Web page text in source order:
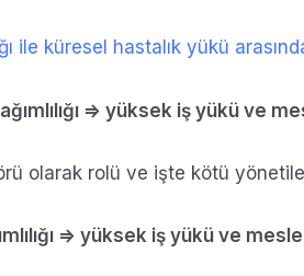
ile küresel hastalık yükü
=> yüksek iş yükü ve
olarak rolü ve işte kötü
=> yüksek iş yükü ve